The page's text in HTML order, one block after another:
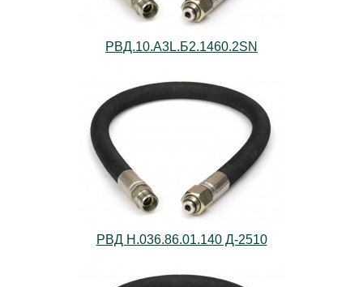
РВД.10.А3L.Б2.1460.2SN
РВД Н.036.86.01.140 Д-2510